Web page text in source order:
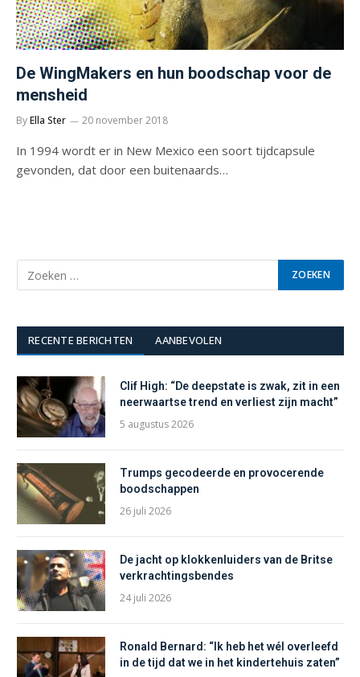
De WingMakers en hun boodschap voor de
mensheid
ByElla Ster 20 november 2018
In 1994 wordt er in New Mexico een soort tijdcapsule
gevonden, dat door een buitenaards…
RECENTE BERICHTEN AANBEVOLEN
Clif High: “De deepstate is zwak, zit in een
neerwaartse trend en verliest zijn macht”
5 augustus 2026
Trumps gecodeerde en provocerende
boodschappen
26 juli 2026
De jacht op klokkenluiders van de Britse
verkrachtingsbendes
24 juli 2026
Ronald Bernard: “Ik heb het wél overleefd
in de tijd dat we in het kindertehuis zaten”